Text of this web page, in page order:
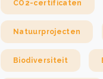
CO2-certificaten
Natuurprojecten
Biodiversiteit